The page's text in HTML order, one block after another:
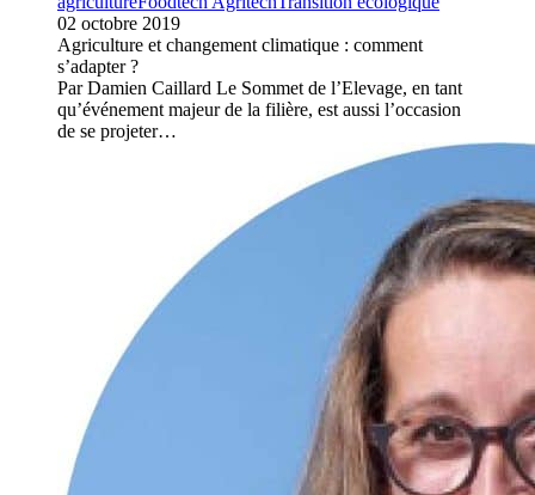
02 octobre 2019
Agriculture et changement climatique : comment
s’adapter ?
Par Damien Caillard Le Sommet de l’Elevage, en tant
qu’événement majeur de la filière, est aussi l’occasion
de se projeter…